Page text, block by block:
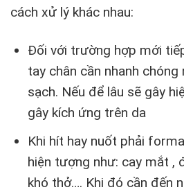
cách xử lý khác nhau:
Đối với trường hợp mới
tay chân cần nhanh
sạch. Nếu để lâu sẽ gây
gây kích ứng trên da
Khi hít hay nuốt phải
hiện tượng như: cay mắt ,
khó thở…. Khi đó cần đến